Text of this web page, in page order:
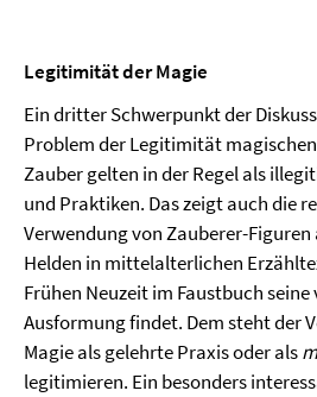
Legitimität der Magie
Ein dritter Schwerpunkt der
Problem der Legitimität magischen
Zauber gelten in der Regel als
und Praktiken. Das zeigt auch die
Verwendung von Zauberer-Figuren
Helden in mittelalterlichen
Frühen Neuzeit im Faustbuch
Ausformung findet. Dem steht der
Magie als gelehrte Praxis oder als
legitimieren. Ein besonders